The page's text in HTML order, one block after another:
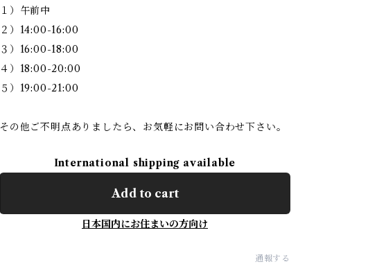
１）午前中
２）14:00-16:00
３）16:00-18:00
４）18:00-20:00
５）19:00-21:00
その他ご不明点ありましたら、お気軽にお問い合わせ下さい。
International shipping available
Add to cart
日本国内にお住まいの方向け
通報する